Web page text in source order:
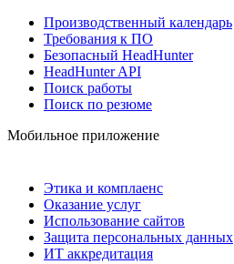
Производственный календарь
Требования к ПО
Безопасный HeadHunter
HeadHunter API
Поиск работы
Поиск по резюме
Мобильное приложение
Этика и комплаенс
Оказание услуг
Использование сайтов
Защита персональных данных
ИТ аккредитация